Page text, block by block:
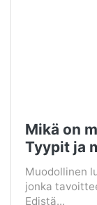
Mikä on
Tyypit ja
Muodollinen
jonka
Edistä...